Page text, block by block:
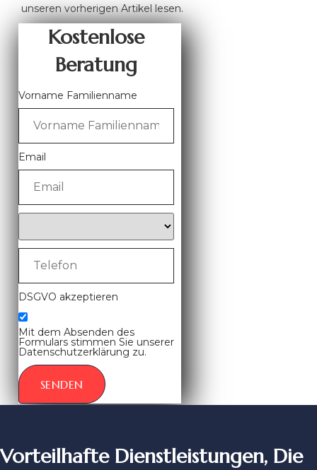
unseren vorherigen Artikel lesen.
Kostenlose
Beratung
Vorname Familienname
Email
DSGVO akzeptieren
Mit dem Absenden des
Formulars stimmen Sie unserer
Datenschutzerklärung zu.
SENDEN
Vorteilhafte Dienstleistungen, Die